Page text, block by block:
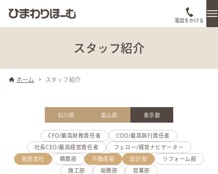
電話をかける
スタッフ紹介
ホーム スタッフ紹介
石川県 富山県 東京都
CFO/最高財務責任者 COO/最高執行責任者
社長CEO/最高経営責任者 フェロー/経営ナビゲーター
能登支社 積算部 不動産部 設計部 リフォーム部
施工部 総務部 営業部